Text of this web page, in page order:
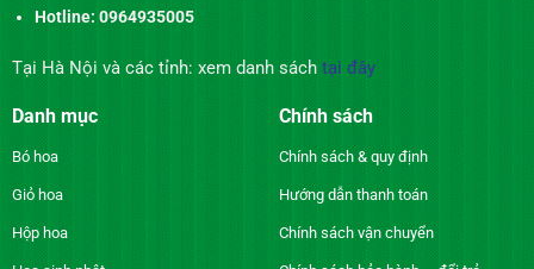
Hotline: 0964935005
Tại Hà Nội và các tỉnh: xem danh sách tại đây
Danh mục
Bó hoa
Giỏ hoa
Hộp hoa
Chính sách
Chính sách & quy định
Hướng dẫn thanh toán
Chính sách vận chuyển